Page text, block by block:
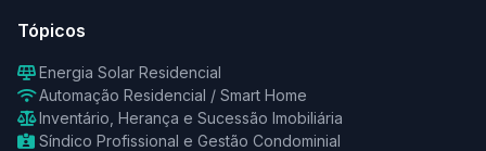
Tópicos
Energia Solar Residencial
Automação Residencial / Smart Home
Inventário, Herança e Sucessão Imobiliária
Síndico Profissional e Gestão Condominial